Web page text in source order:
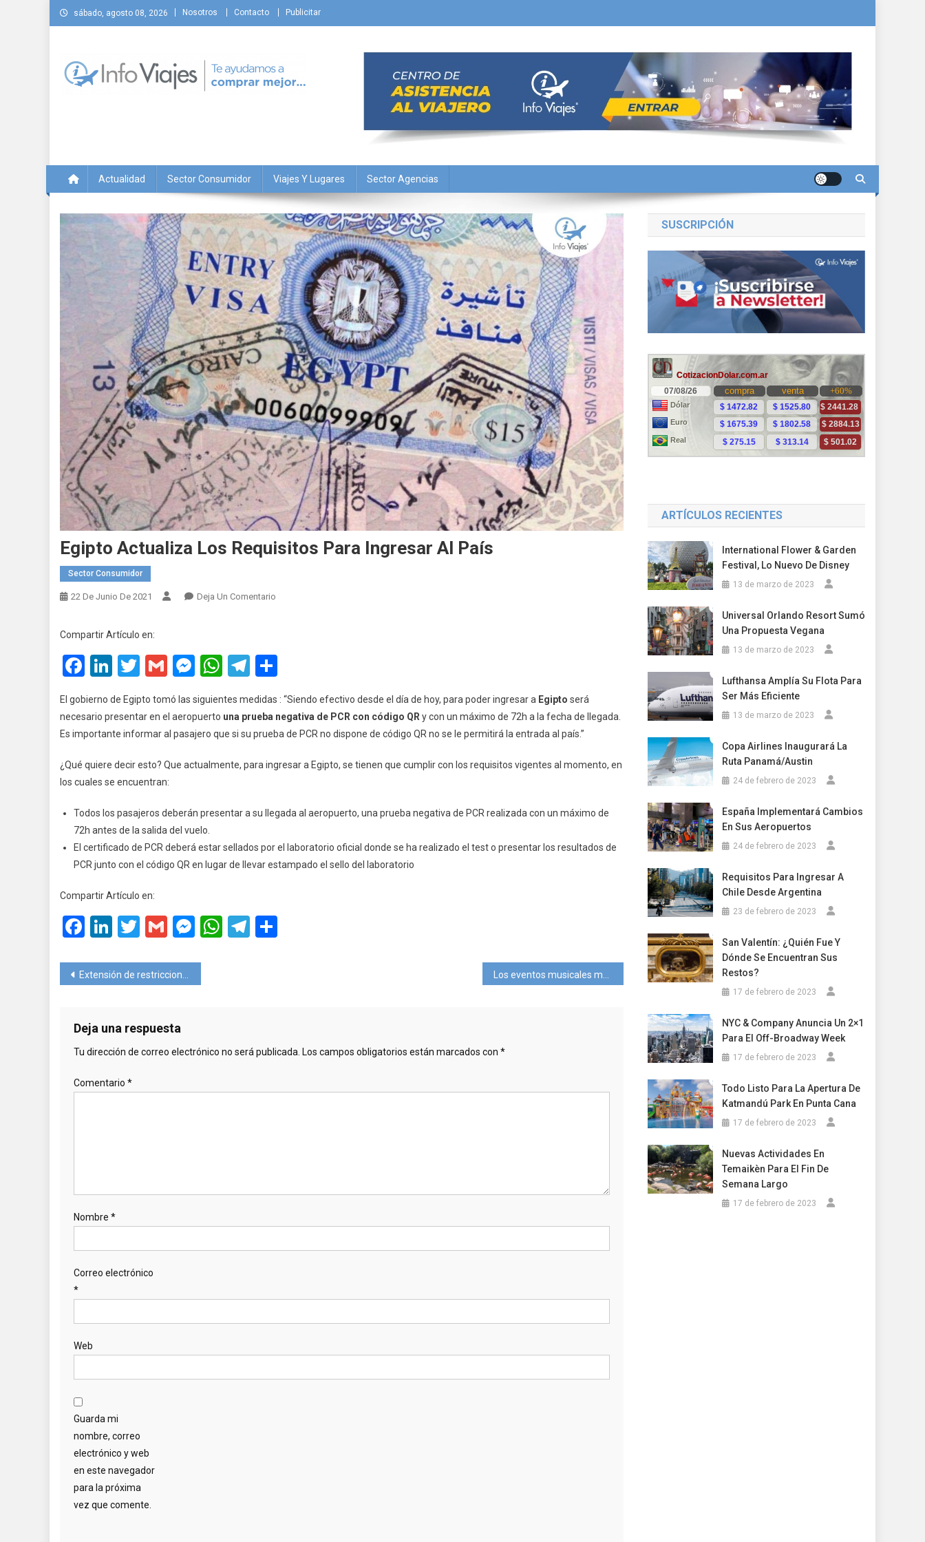
Saltar
al
sábado, agosto 08, 2026 Nosotros Contacto Publicitar
Actualidad Sector Consumidor Viajes Y Lugares Sector Agencias
Egipto Actualiza Los Requisitos Para Ingresar Al País
Sector Consumidor
22 De Junio De 2021 Deja Un Comentario
Requisitos
Para
Al
País
Compartir Artículo en:
Facebook
LinkedIn
Twitter
GmailMessenger
WhatsApp
Telegram
El gobierno de Egipto tomó las siguientes medidas : “Siendo efectivo desde el día de hoy, para poder ingresar a Egipto será
necesario presentar en el aeropuerto una prueba negativa de PCR con código QR y con un máximo de 72h a la fecha de llegada.
Es importante informar al pasajero que si su prueba de PCR no dispone de código QR no se le permitirá la entrada al país.”
¿Qué quiere decir esto? Que actualmente, para ingresar a Egipto, se tienen que cumplir con los requisitos vigentes al momento, en
los cuales se encuentran:
Todos los pasajeros deberán presentar a su llegada al aeropuerto, una prueba negativa de PCR realizada con un máximo de
72h antes de la salida del vuelo.
El certificado de PCR deberá estar sellados por el laboratorio oficial donde se ha realizado el test o presentar los resultados de
PCR junto con el código QR en lugar de llevar estampado el sello del laboratorio
Compartir Artículo en:
Facebook
LinkedIn
Twitter
GmailMessenger
WhatsApp
Telegram
Navegación
entradas
Extensión de restricciones de circulación: México queda fuera de la lista
Deja una respuesta
Tu dirección de correo electrónico no será publicada. Los campos obligatorios están marcados con *
Comentario *
Nombre *
Correo electrónico
*
Web
Guarda mi
nombre, correo
electrónico y web
en este navegador
para la próxima
vez que comente.
SUSCRIPCIÓN
ARTÍCULOS RECIENTES
International Flower & Garden
Festival, Lo Nuevo De Disney
13 de marzo de 2023
Universal Orlando Resort Sumó
Una Propuesta Vegana
13 de marzo de 2023
Lufthansa Amplía Su Flota Para
Ser Más Eficiente
13 de marzo de 2023
Copa Airlines Inaugurará La
Ruta Panamá/Austin
24 de febrero de 2023
España Implementará Cambios
En Sus Aeropuertos
24 de febrero de 2023
Requisitos Para Ingresar A
Chile Desde Argentina
23 de febrero de 2023
San Valentín: ¿Quién Fue Y
Dónde Se Encuentran Sus
Restos?
17 de febrero de 2023
NYC & Company Anuncia Un 2×1
Para El Off-Broadway Week
17 de febrero de 2023
Todo Listo Para La Apertura De
Katmandú Park En Punta Cana
17 de febrero de 2023
Nuevas Actividades En
Temaikèn Para El Fin De
Semana Largo
17 de febrero de 2023